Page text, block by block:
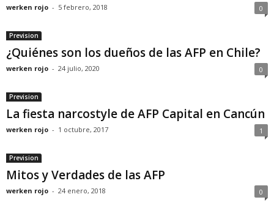
werken rojo - 5 febrero, 2018 0
Prevision
¿Quiénes son los dueños de las AFP en Chile?
werken rojo - 24 julio, 2020 0
Prevision
La fiesta narcostyle de AFP Capital en Cancún
werken rojo - 1 octubre, 2017 1
Prevision
Mitos y Verdades de las AFP
werken rojo - 24 enero, 2018 0